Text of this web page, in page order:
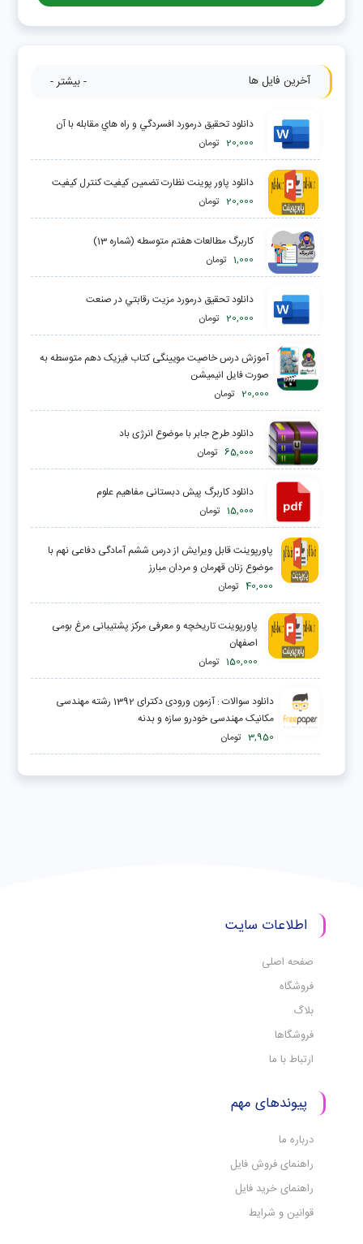
آخرین فایل ها - بیشتر -
دانلود تحقیق درمورد افسردگي و راه هاي مقابله با آن
20,000 تومان
دانلود پاور پوینت نظارت تضمين کيفيت كنترل كيفيت
20,000 تومان
کاربرگ مطالعات هفتم متوسطه (شماره 13)
1,000 تومان
دانلود تحقیق درمورد مزيت رقابتي در صنعت
20,000 تومان
آموزش درس خاصیت مویینگی کتاب فیزیک دهم متوسطه به
صورت فایل انیمیشن
20,000 تومان
دانلود طرح جابر با موضوع انرژی باد
65,000 تومان
دانلود کاربرگ پیش دبستانی مفاهیم علوم
15,000 تومان
پاورپوینت قابل ویرایش از درس ششم آمادگی دفاعی نهم با
موضوع زنان قهرمان و مردان مبارز
40,000 تومان
پاورپوینت تاریخچه و معرفی مرکز پشتیبانی مرغ بومی
اصفهان
150,000 تومان
دانلود سوالات : آزمون ورودی دکترای 1392 رشته مهندسی
مکانیک مهندسی خودرو سازه و بدنه
3,950 تومان
اطلاعات سایت
صفحه اصلی
فروشگاه
بلاگ
فروشگاها
ارتباط با ما
پیوندهای مهم
درباره ما
راهنمای فروش فایل
راهنمای خرید فایل
قوانین و شرایط